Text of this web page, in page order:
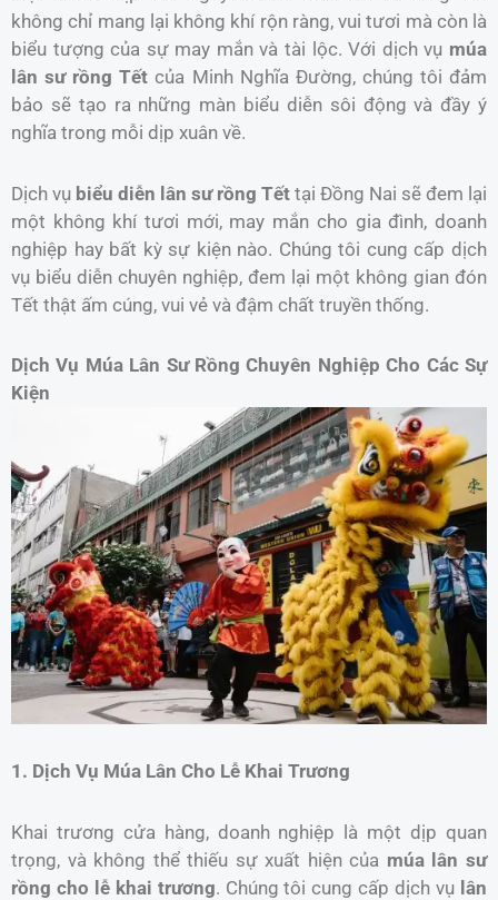
không chỉ mang lại không khí rộn ràng, vui tươi mà còn là
biểu tượng của sự may mắn và tài lộc. Với dịch vụ múa
lân sư rồng Tết của Minh Nghĩa Đường, chúng tôi đảm
bảo sẽ tạo ra những màn biểu diễn sôi động và đầy ý
nghĩa trong mỗi dịp xuân về.
Dịch vụ biểu diễn lân sư rồng Tết tại Đồng Nai sẽ đem lại
một không khí tươi mới, may mắn cho gia đình, doanh
nghiệp hay bất kỳ sự kiện nào. Chúng tôi cung cấp dịch
vụ biểu diễn chuyên nghiệp, đem lại một không gian đón
Tết thật ấm cúng, vui vẻ và đậm chất truyền thống.
Dịch Vụ Múa Lân Sư Rồng Chuyên Nghiệp Cho Các Sự
Kiện
1. Dịch Vụ Múa Lân Cho Lễ Khai Trương
Khai trương cửa hàng, doanh nghiệp là một dịp quan
trọng, và không thể thiếu sự xuất hiện của múa lân sư
rồng cho lễ khai trương. Chúng tôi cung cấp dịch vụ lân